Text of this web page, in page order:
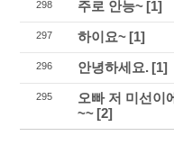
298 주로 안능~ [1]
297 하이요~ [1]
296 안녕하세요. [1]
295
오빠 저 미선이
~~ [2]